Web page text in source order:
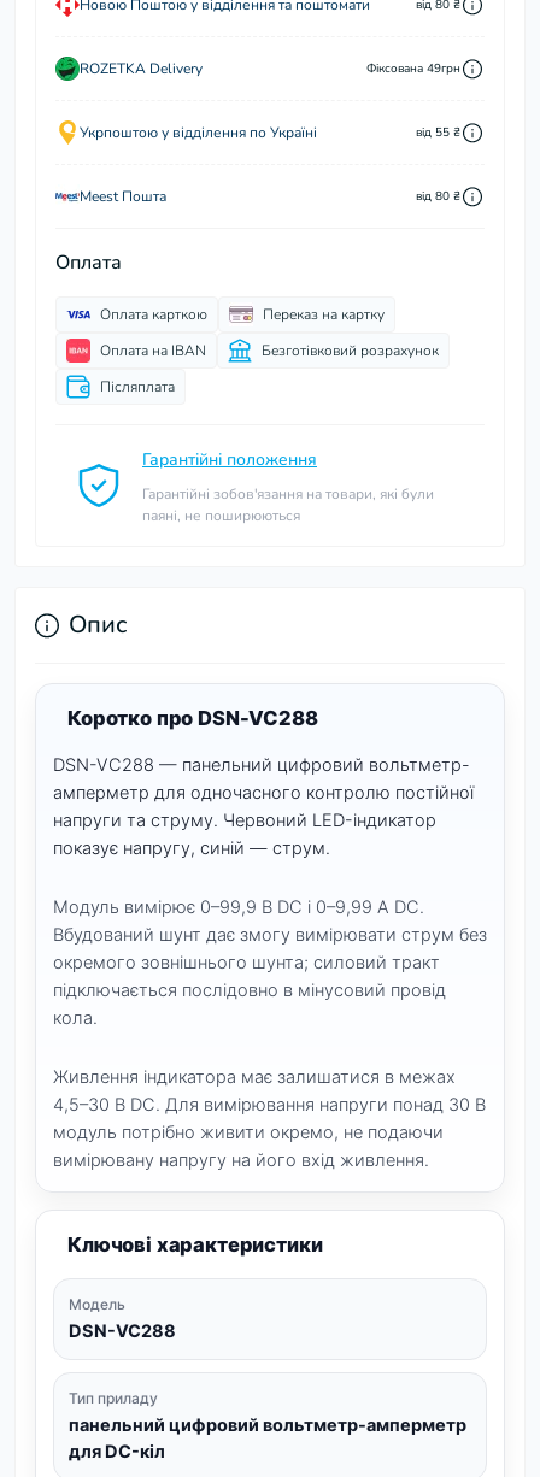
Новою Поштою у відділення та поштомати від 80 ₴
ROZETKA Delivery Фіксована 49грн
Укрпоштою у відділення по Україні від 55 ₴
Meest Пошта від 80 ₴
Оплата
Оплата карткою
Переказ на картку
Оплата на IBAN
Безготівковий розрахунок
Післяплата
Гарантійні положення
Гарантійні зобов'язання на товари, які були
паяні, не поширюються
Опис
Коротко про DSN-VC288
DSN-VC288 — панельний цифровий вольтметр-
амперметр для одночасного контролю постійної
напруги та струму. Червоний LED-індикатор
показує напругу, синій — струм.
Модуль вимірює 0–99,9 В DC і 0–9,99 А DC.
Вбудований шунт дає змогу вимірювати струм без
окремого зовнішнього шунта; силовий тракт
підключається послідовно в мінусовий провід
кола.
Живлення індикатора має залишатися в межах
4,5–30 В DC. Для вимірювання напруги понад 30 В
модуль потрібно живити окремо, не подаючи
вимірювану напругу на його вхід живлення.
Ключові характеристики
Модель
DSN-VC288
Тип приладу
панельний цифровий вольтметр-амперметр
для DC-кіл